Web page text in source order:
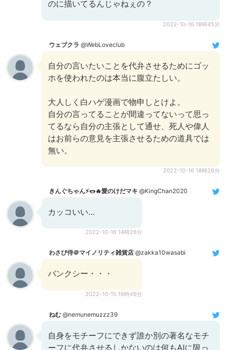
のに描いてるんじゃねぇの？
2022-10-16 18時45分
ウェブクラ @WebLoveclub
自分の言いたいことを代弁させるためにゴッ
ホを使われたのは本当に腹立たしい。
大人しく白ハゲ漫画で物申しとけよ。
自分の言ってることが間違ってないって思っ
てるなら自分の主張として通せ、死人や偉人
はお前らの意見を主張させるための道具では
無い。
2022-10-16 18時26分
きんぐちゃん⚡🌭🔥愛のけだマキ @KingChan2020
カッコいい…
2022-10-16 14時26分
わさび侍＠マイノリティ雑貨店 @zakka10wasabi
バンクシー・・・
2022-10-15 19時49分
ねむ @nemunemuzzz39
自身をモチーフにできず誰か別の著名なモチ
ーフに代弁させるしかないのは何もAIに限っ